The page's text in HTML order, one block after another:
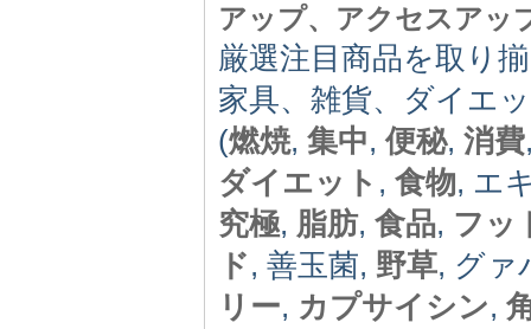
アップ、アクセスアッ
厳選注目商品を取り
家具、雑貨、ダイエ
(燃焼, 集中,便秘, 消費
ダイエット , 食物, エ
究極, 脂肪, 食品, フッ
ド, 善玉菌, 野草, グ
リー, カプサイシン,